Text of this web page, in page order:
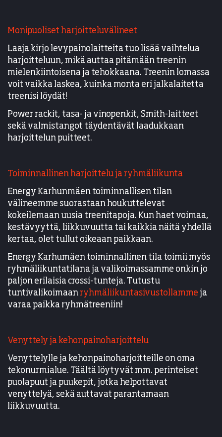
Monipuoliset harjoitteluvälineet
Laaja kirjo levypainolaitteita tuo lisää vaihtelua
harjoitteluun, mikä auttaa pitämään treenin
mielenkiintoisena ja tehokkaana. Treenin lomassa
voit vaikka laskea, kuinka monta eri jalkalaitetta
treenisi löydät!
Power rackit, tasa- ja vinopenkit, Smith-laitteet
sekä valmistangot täydentävät laadukkaan
harjoittelun puitteet.
Toiminnallinen harjoittelu ja ryhmäliikunta
Energy Karhunmäen toiminnallisen tilan
välineemme suorastaan houkuttelevat
kokeilemaan uusia treenitapoja. Kun haet voimaa,
kestävyyttä, liikkuvuutta tai kaikkia näitä yhdellä
kertaa, olet tullut oikeaan paikkaan.
Energy Karhumäen toiminnallinen tila toimii myös
ryhmäliikuntatilana ja valikoimassamme onkin jo
paljon erilaisia crossi-tunteja. Tutustu
tuntivalikoimaan ryhmäliikuntasivustollamme ja
varaa paikka ryhmätreeniin!
Venyttely ja kehonpainoharjoittelu
Venyttelylle ja kehonpainoharjoitteille on oma
tekonurmialue. Täältä löytyvät mm. perinteiset
puolapuut ja puukepit, jotka helpottavat
venyttelyä, sekä auttavat parantamaan
liikkuvuutta.